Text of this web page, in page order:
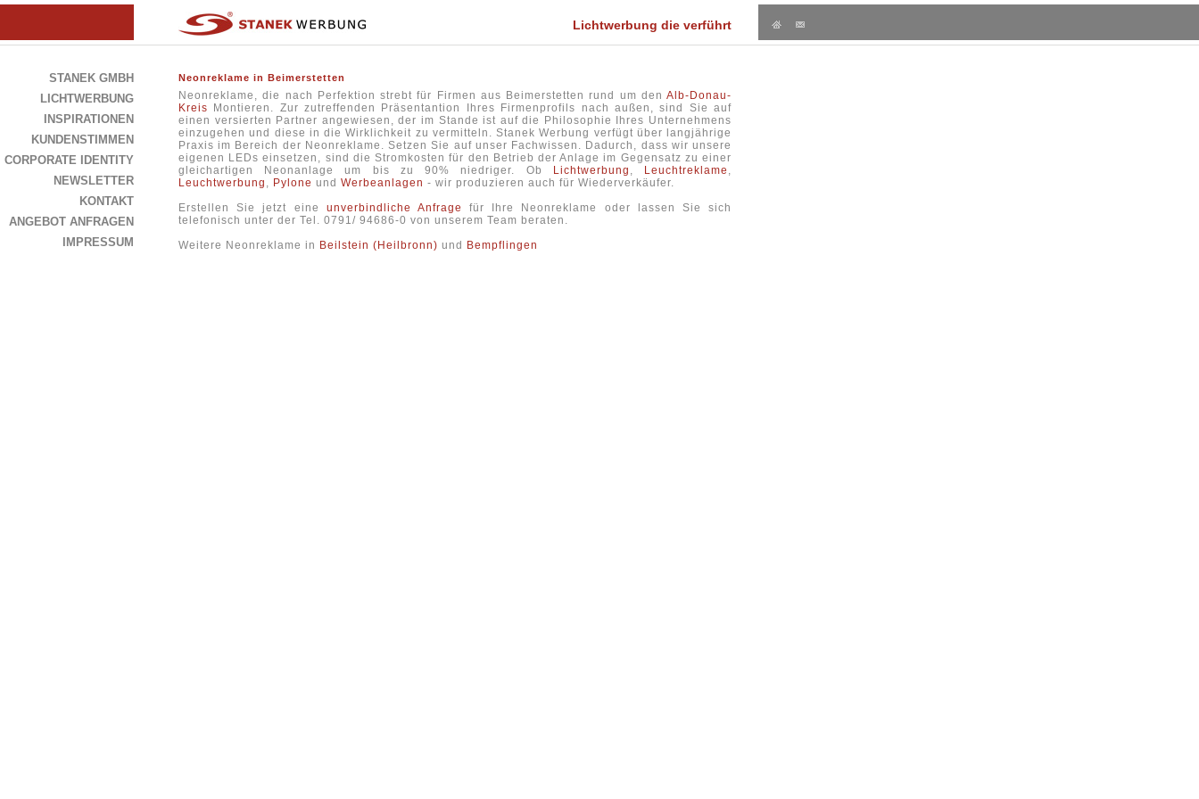
Lichtwerbung die verführt
STANEK GMBH
LICHTWERBUNG
INSPIRATIONEN
KUNDENSTIMMEN
CORPORATE IDENTITY
NEWSLETTER
KONTAKT
ANGEBOT ANFRAGEN
IMPRESSUM
Neonreklame in Beimerstetten
Neonreklame, die nach Perfektion strebt für Firmen aus Beimerstetten rund um den Alb-Donau-
Kreis Montieren. Zur zutreffenden Präsentantion Ihres Firmenprofils nach außen, sind Sie auf
einen versierten Partner angewiesen, der im Stande ist auf die Philosophie Ihres Unternehmens
einzugehen und diese in die Wirklichkeit zu vermitteln. Stanek Werbung verfügt über langjährige
Praxis im Bereich der Neonreklame. Setzen Sie auf unser Fachwissen. Dadurch, dass wir unsere
eigenen LEDs einsetzen, sind die Stromkosten für den Betrieb der Anlage im Gegensatz zu einer
gleichartigen Neonanlage um bis zu 90% niedriger. Ob
Lichtwerbung , Leuchtreklame ,
Leuchtwerbung , Pylone und Werbeanlagen - wir produzieren auch für Wiederverkäufer.
Erstellen Sie jetzt eine unverbindliche Anfrage
für Ihre Neonreklame oder lassen Sie sich
telefonisch unter der Tel. 0791/ 94686-0 von unserem Team beraten.
Weitere Neonreklame in Beilstein (Heilbronn) und Bempflingen